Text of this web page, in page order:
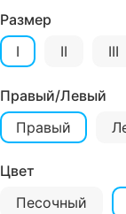
Размер
I
II III
Правый/Левый
Правый
Цвет
Песочный